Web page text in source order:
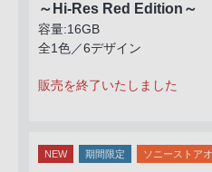
～Hi-Res Red Edition～
容量:16GB
全1色／6デザイン
販売を終了いたしました
NEW 期間限定 ソニーストア